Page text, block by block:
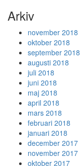
Arkiv
november 2018
oktober 2018
september 2018
augusti 2018
juli 2018
juni 2018
maj 2018
april 2018
mars 2018
februari 2018
januari 2018
december 2017
november 2017
oktober 2017